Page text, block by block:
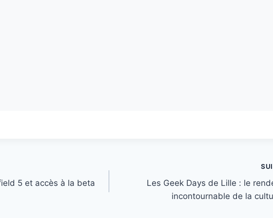
5 et accès à la beta
Les Geek Days de Lille : le
incontournable de la